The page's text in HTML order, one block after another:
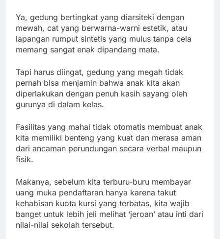
Ya, gedung bertingkat yang diarsiteki dengan
mewah, cat yang berwarna-warni estetik, atau
lapangan rumput sintetis yang mulus tanpa cela
memang sangat enak dipandang mata.
Tapi harus diingat, gedung yang megah tidak
pernah bisa menjamin bahwa anak kita akan
diperlakukan dengan penuh kasih sayang oleh
gurunya di dalam kelas.
Fasilitas yang mahal tidak otomatis membuat anak
kita memiliki benteng yang kuat dan merasa aman
dari ancaman perundungan secara verbal maupun
fisik.
Makanya, sebelum kita terburu-buru membayar
uang muka pendaftaran hanya karena takut
kehabisan kuota kursi yang terbatas, kita wajib
banget untuk lebih jeli melihat ‘jeroan’ atau inti dari
nilai-nilai sekolah tersebut.